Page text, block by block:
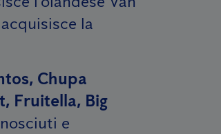
la
Chupa
Fruitella, Big
e